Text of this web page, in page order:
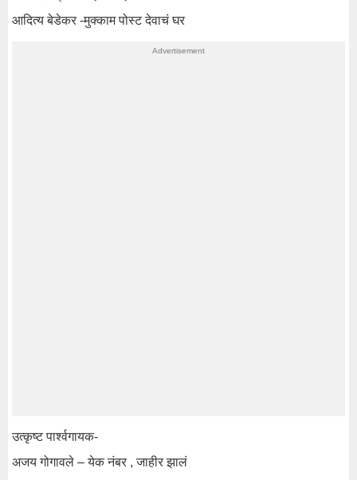
आदित्य बेडेकर -मुक्काम पोस्ट देवाचं घर
उत्कृष्ट पार्श्वगायक-
अजय गोगावले – येक नंबर , जाहीर झालं